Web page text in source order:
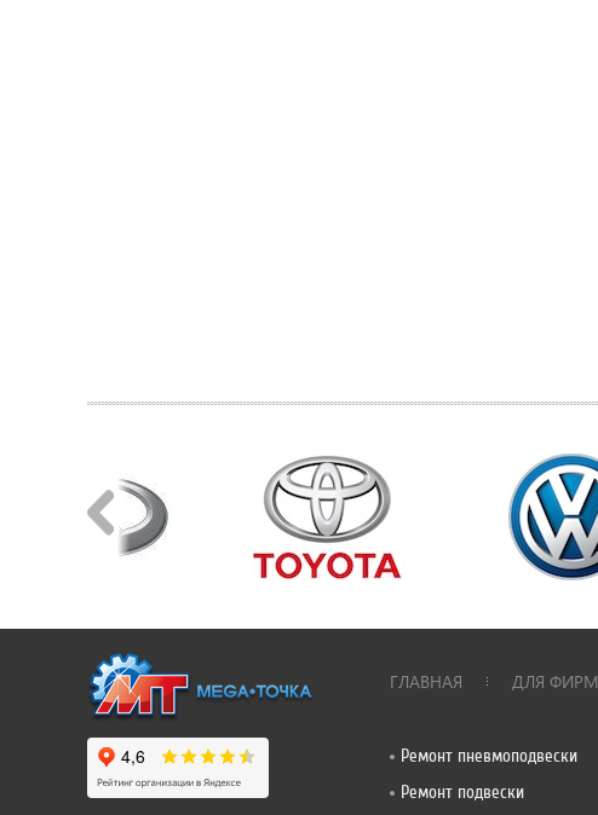
ГЛАВНАЯ ДЛЯ ФИРМ
Ремонт пневмоподвески
Ремонт подвески